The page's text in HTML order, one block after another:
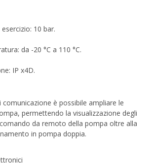
10 bar.
da -20 °C a 110 °C.
IP x4D.
comunicazione è possibile ampliare le
permettendo la visualizzazione degli
da remoto della pompa oltre alla
in pompa doppia.